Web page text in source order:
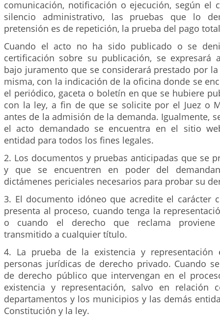
comunicación, notificación o ejecución, según el
silencio administrativo, las pruebas que lo
pretensión es de repetición, la prueba del pago
Cuando el acto no ha sido publicado o se
certificación sobre su publicación, se expresará
bajo juramento que se considerará prestado por
misma, con la indicación de la oficina donde se
el periódico, gaceta o boletín en que se hubiere
con la ley, a fin de que se solicite por el Juez o
antes de la admisión de la demanda. Igualmente,
el acto demandado se encuentra en el sitio
entidad para todos los fines legales.
2. Los documentos y pruebas anticipadas que se
y que se encuentren en poder del
dictámenes periciales necesarios para probar su
3. El documento idóneo que acredite el carácter
presenta al proceso, cuando tenga la
o cuando el derecho que reclama
transmitido a cualquier título.
4. La prueba de la existencia y
personas jurídicas de derecho privado. Cuando
de derecho público que intervengan en el
existencia y representación, salvo en relación
departamentos y los municipios y las demás
Constitución y la ley.